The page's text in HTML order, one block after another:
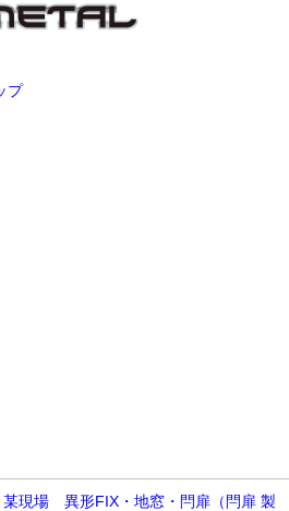
某現場 異形FIX・地窓・閂扉（閂扉 製